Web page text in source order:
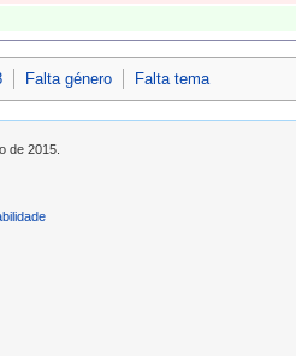
Falta género Falta tema
de 2015.